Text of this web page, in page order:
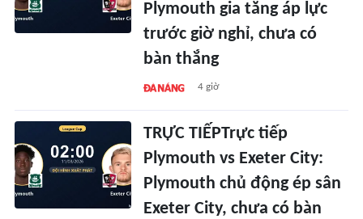
Plymouth gia tăng áp lực
trước giờ nghỉ, chưa có
bàn thắng
4 giờ
TRỰC TIẾPTrực tiếp
Plymouth vs Exeter City:
Plymouth chủ động ép sân
Exeter City, chưa có bàn